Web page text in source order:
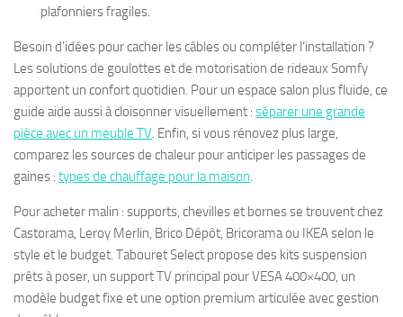
plafonniers fragiles.
Besoin d’idées pour cacher les câbles ou compléter l’installation ?
Les solutions de goulottes et de motorisation de rideaux Somfy
apportent un confort quotidien. Pour un espace salon plus fluide, ce
guide aide aussi à cloisonner visuellement : séparer une grande
pièce avec un meuble TV. Enfin, si vous rénovez plus large,
comparez les sources de chaleur pour anticiper les passages de
gaines : types de chauffage pour la maison.
Pour acheter malin : supports, chevilles et bornes se trouvent chez
Castorama, Leroy Merlin, Brico Dépôt, Bricorama ou IKEA selon le
style et le budget. Tabouret Select propose des kits suspension
prêts à poser, un support TV principal pour VESA 400×400, un
modèle budget fixe et une option premium articulée avec gestion